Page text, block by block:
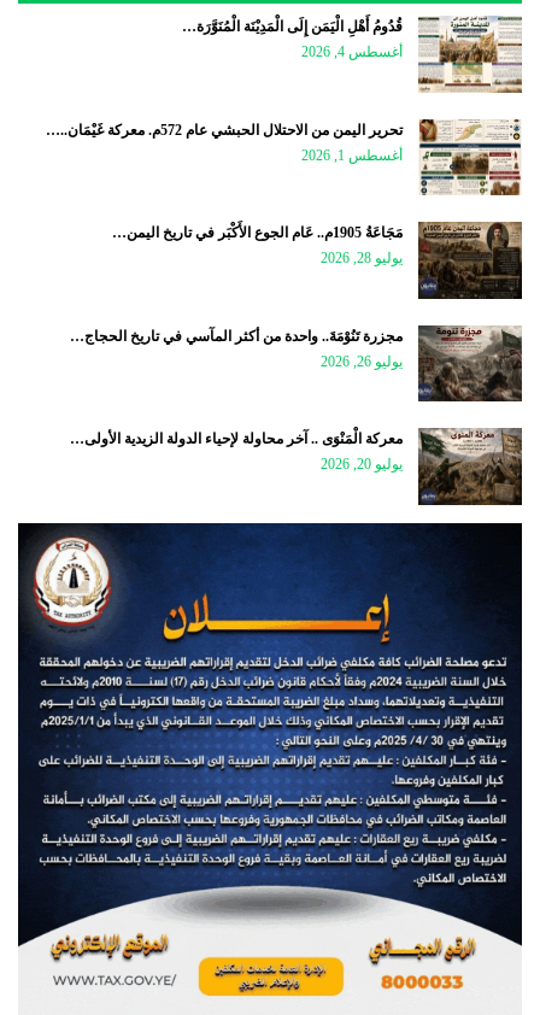
قُدُومُ أَهْلِ الْيَمَن إِلَى الْمَدِيْنَة الْمُنَوَّرَة…
أغسطس 4, 2026
تحرير اليمن من الاحتلال الحبشي عام 572م. معركة غَيْمَان..…
أغسطس 1, 2026
مَجَاعَةُ 1905م.. عَام الجوع الأَكْبَر في تاريخ اليمن…
يوليو 28, 2026
مجزرة تَنُوْمَةَ.. واحدة من أكثر المآسي في تاريخ الحجاج…
يوليو 26, 2026
معركة الْمَنْوَى .. آخر محاولة لإحياء الدولة الزيدية الأولى…
يوليو 20, 2026